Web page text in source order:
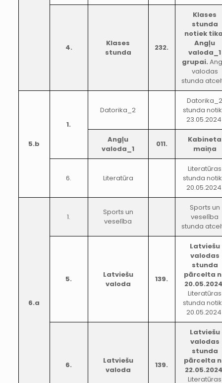
4.
Klases
stunda
232.
Klases
stunda
notiek
Angļu
valoda_1
grupai.
valodas
stunda
5.b
1.
Datorika_2
stunda
Angļu
valoda_1
011.
Kabineta
maiņa
6. Literatūra
Literatūras
stunda
6.a
1.
Sports un
veselība
Sports un
veselība
stunda
5.
Latviešu
valoda
139.
Latviešu
valodas
stunda
pārcelta
Literatūras
stunda
6.
Latviešu
valoda
139.
Latviešu
valodas
stunda
pārcelta
Literatūras